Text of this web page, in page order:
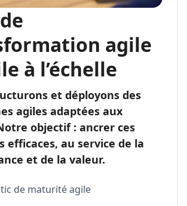
agile
à l’échelle
et déployons des
agiles adaptées aux
objectif : ancrer ces
efficaces, au service de la
et de la valeur.
de maturité agile